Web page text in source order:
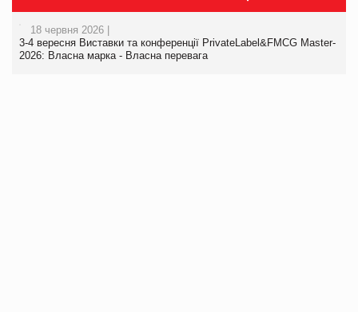
18 червня 2026 |
3-4 вересня Виставки та конференції PrivateLabel&FMCG Master-
2026: Власна марка - Власна перевага